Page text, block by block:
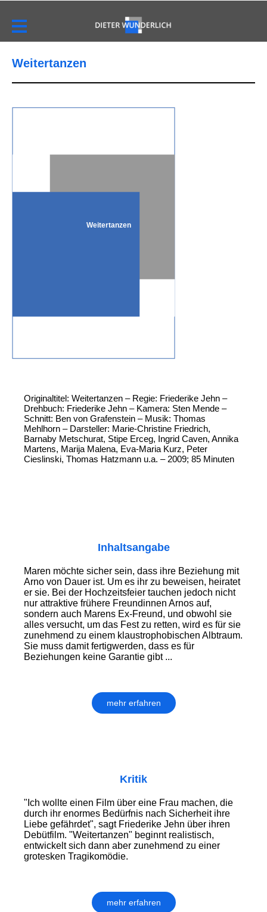
Weitertanzen
Weitertanzen
Originaltitel: Weitertanzen – Regie: Friederike Jehn –
Drehbuch: Friederike Jehn – Kamera: Sten Mende –
Schnitt: Ben von Grafenstein – Musik: Thomas
Mehlhorn – Darsteller: Marie-Christine Friedrich,
Barnaby Metschurat, Stipe Erceg, Ingrid Caven, Annika
Martens, Marija Malena, Eva-Maria Kurz, Peter
Cieslinski, Thomas Hatzmann u.a. – 2009; 85 Minuten
Inhaltsangabe
Maren möchte sicher sein, dass ihre Beziehung mit
Arno von Dauer ist. Um es ihr zu beweisen, heiratet
er sie. Bei der Hochzeitsfeier tauchen jedoch nicht
nur attraktive frühere Freundinnen Arnos auf,
sondern auch Marens Ex-Freund, und obwohl sie
alles versucht, um das Fest zu retten, wird es für sie
zunehmend zu einem klaustrophobischen Albtraum.
Sie muss damit fertigwerden, dass es für
Beziehungen keine Garantie gibt ...
mehr erfahren
Kritik
"Ich wollte einen Film über eine Frau machen, die
durch ihr enormes Bedürfnis nach Sicherheit ihre
Liebe gefährdet", sagt Friederike Jehn über ihren
Debütfilm. "Weitertanzen" beginnt realistisch,
entwickelt sich dann aber zunehmend zu einer
grotesken Tragikomödie.
mehr erfahren